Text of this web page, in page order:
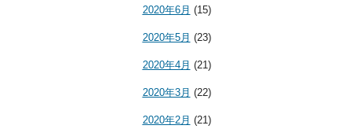
2020年6月 (15)
2020年5月 (23)
2020年4月 (21)
2020年3月 (22)
2020年2月 (21)